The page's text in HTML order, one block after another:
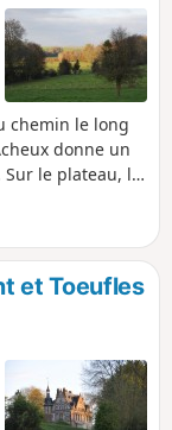
chemin le long
donne un
le plateau, la
et Toeufles